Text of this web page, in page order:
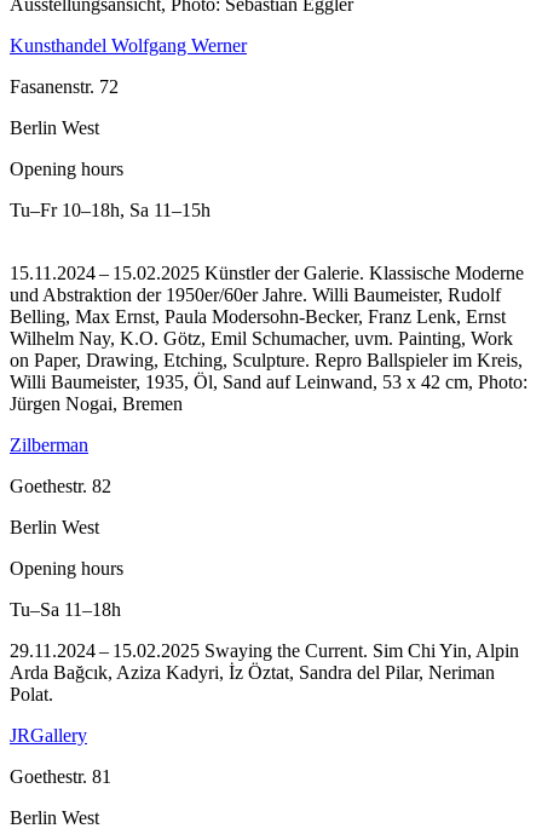
Ausstellungsansicht, Photo: Sebastian Eggler
Kunsthandel Wolfgang Werner
Fasanenstr. 72
Berlin West
Opening hours
Tu–Fr 10–18h, Sa 11–15h
15.11.2024 – 15.02.2025 Künstler der Galerie. Klassische Moderne
und Abstraktion der 1950er/60er Jahre. Willi Baumeister, Rudolf
Belling, Max Ernst, Paula Modersohn-Becker, Franz Lenk, Ernst
Wilhelm Nay, K.O. Götz, Emil Schumacher, uvm. Painting, Work
on Paper, Drawing, Etching, Sculpture. Repro Ballspieler im Kreis,
Willi Baumeister, 1935, Öl, Sand auf Leinwand, 53 x 42 cm, Photo:
Jürgen Nogai, Bremen
Zilberman
Goethestr. 82
Berlin West
Opening hours
Tu–Sa 11–18h
29.11.2024 – 15.02.2025 Swaying the Current. Sim Chi Yin, Alpin
Arda Bağcık, Aziza Kadyri, İz Öztat, Sandra del Pilar, Neriman
Polat.
JRGallery
Goethestr. 81
Berlin West